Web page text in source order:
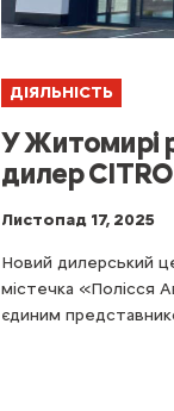
ДІЯЛЬНІСТЬ
У Житомирі
дилер
Листопад 17, 2025
Новий дилерський
містечка «Полісся
єдиним